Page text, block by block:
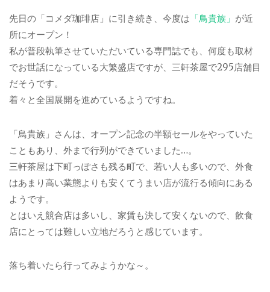
先日の「コメダ珈琲店」に引き続き、今度は 「鳥貴族」 が近
所にオープン！
私が普段執筆させていただいている専門誌でも、何度も取材
でお世話になっている大繁盛店ですが、三軒茶屋で295店舗目
だそうです。
着々と全国展開を進めているようですね。
「鳥貴族」さんは、オープン記念の半額セールをやっていた
こともあり、外まで行列ができていました…。
三軒茶屋は下町っぽさも残る町で、若い人も多いので、外食
はあまり高い業態よりも安くてうまい店が流行る傾向にある
ようです。
とはいえ競合店は多いし、家賃も決して安くないので、飲食
店にとっては難しい立地だろうと感じています。
落ち着いたら行ってみようかな～。